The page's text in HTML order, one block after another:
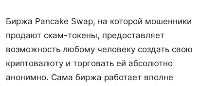
Биржа Pancake Swap, на которой мошенники
продают скам-токены, предоставляет
возможность любому человеку создать свою
криптовалюту и торговать ей абсолютно
анонимно. Сама биржа работает вполне